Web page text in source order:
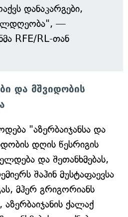
დანაკარგები,
—
RFE/RL-თან
და მშვიდობის
"აზერბაიჯანსა და
დღის წესრიგის
და შეთანხმებას,
შაჰინ მუსტაფაევსა
მჰერ გრიგორიანს
ქალაქ